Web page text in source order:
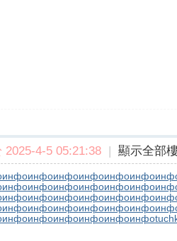
2025-4-5 05:21:38 | 顯示全部
инфоинфоинфоинфоинфоинфо
инфоинфоинфоинфоинфоинфо
инфоинфоинфоинфоинфоинфо
инфоинфоинфоинфоинфоинфо
инфоинфоинфоинфоинфоинфо